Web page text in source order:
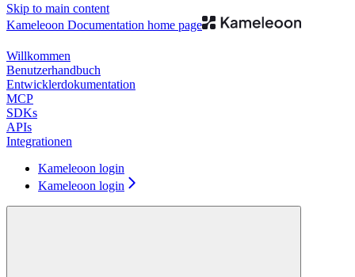
Skip to main content
Kameleoon Documentation home page
Willkommen
Benutzerhandbuch
Entwicklerdokumentation
MCP
SDKs
APIs
Integrationen
Kameleoon login
Kameleoon login